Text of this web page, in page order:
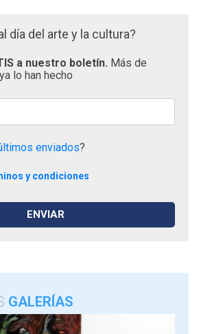
día del arte y la cultura?
a nuestro boletín. Más de
lo han hecho
enviados?
y condiciones
GALERÍAS